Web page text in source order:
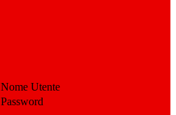
Nome Utente
Password